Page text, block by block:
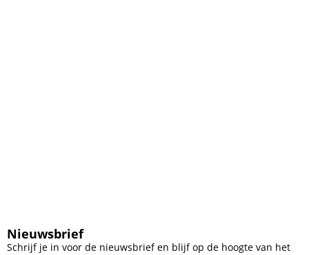
Nieuwsbrief
Schrijf je in voor de nieuwsbrief en blijf op de hoogte van het